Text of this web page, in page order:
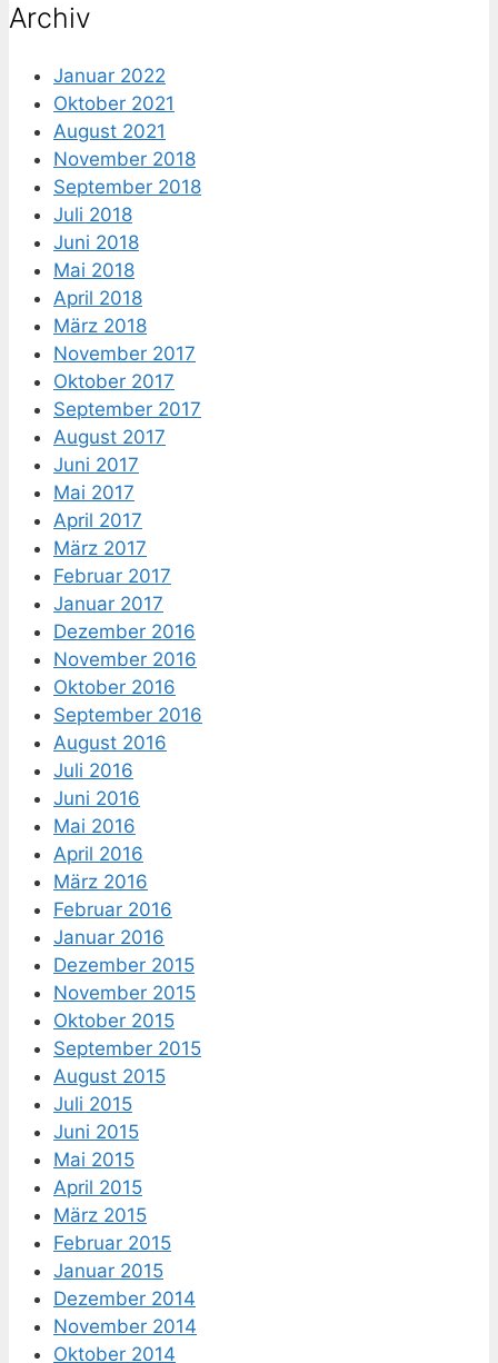
Archiv
Januar 2022
Oktober 2021
August 2021
November 2018
September 2018
Juli 2018
Juni 2018
Mai 2018
April 2018
März 2018
November 2017
Oktober 2017
September 2017
August 2017
Juni 2017
Mai 2017
April 2017
März 2017
Februar 2017
Januar 2017
Dezember 2016
November 2016
Oktober 2016
September 2016
August 2016
Juli 2016
Juni 2016
Mai 2016
April 2016
März 2016
Februar 2016
Januar 2016
Dezember 2015
November 2015
Oktober 2015
September 2015
August 2015
Juli 2015
Juni 2015
Mai 2015
April 2015
März 2015
Februar 2015
Januar 2015
Dezember 2014
November 2014
Oktober 2014